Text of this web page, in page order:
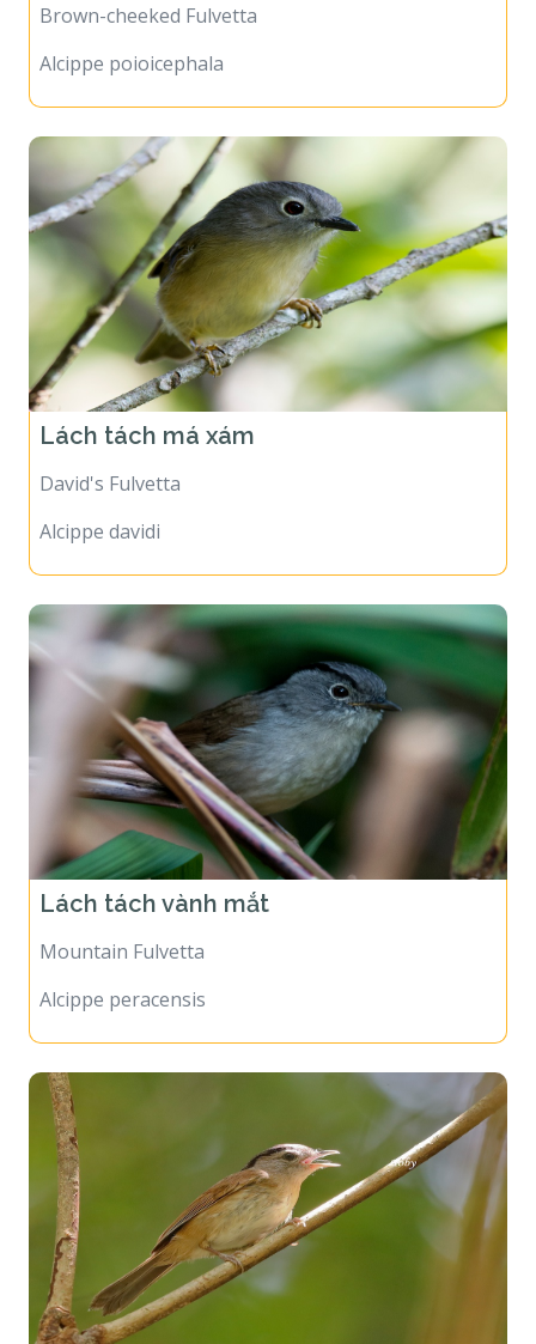
Brown-cheeked Fulvetta
Alcippe poioicephala
Lách tách má xám
David's Fulvetta
Alcippe davidi
Lách tách vành mắt
Mountain Fulvetta
Alcippe peracensis